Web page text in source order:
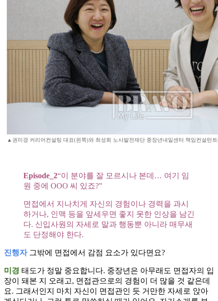
▲권미경 커리어컨설팅 대표(왼쪽)와 최성희 노사발전재단 중장년내일센터 책임컨설턴
Episode_2“이 분야를 잘 모르시나 본데… 여기 임
원 중에 OOO 씨 있죠?”
면접에서 지나치게 자신의 경험이나 경력을 과시
하거나, 인맥 등을 앞세우면 좋지 못한 인상을 남긴
다. 신입사원의 자세로 말과 행동뿐 아니라 매무새
도 단정해야 한다.
진행자그밖에 면접에서 감점 요소가 있다면요?
미경 태도가 정말 중요합니다. 중장년은 아무래도 면접자의 입
장이 돼본 지 오래고, 면접관으로의 경험이 더 많을 것 같은데
요. 그래서인지 마치 자신이 면접관인 듯 거만한 자세로 앉아